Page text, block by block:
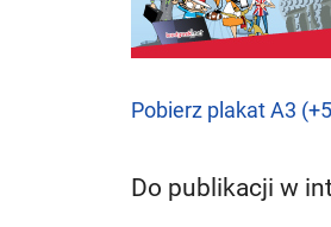
Pobierz plakat A3
Do publikacji w